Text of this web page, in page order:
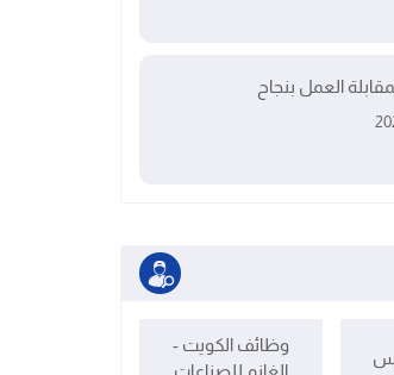
العمل بنجاح
وظائف الكويت -
الغانم للصناعات